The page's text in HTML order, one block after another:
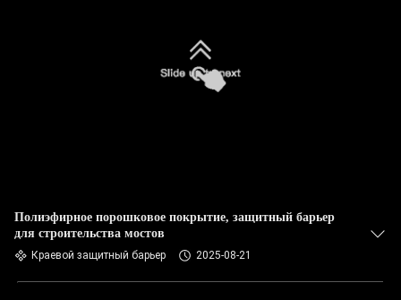
Полиэфирное порошковое покрытие, защитный барьер
для строительства мостов
Краевой защитный барьер 2025-08-21